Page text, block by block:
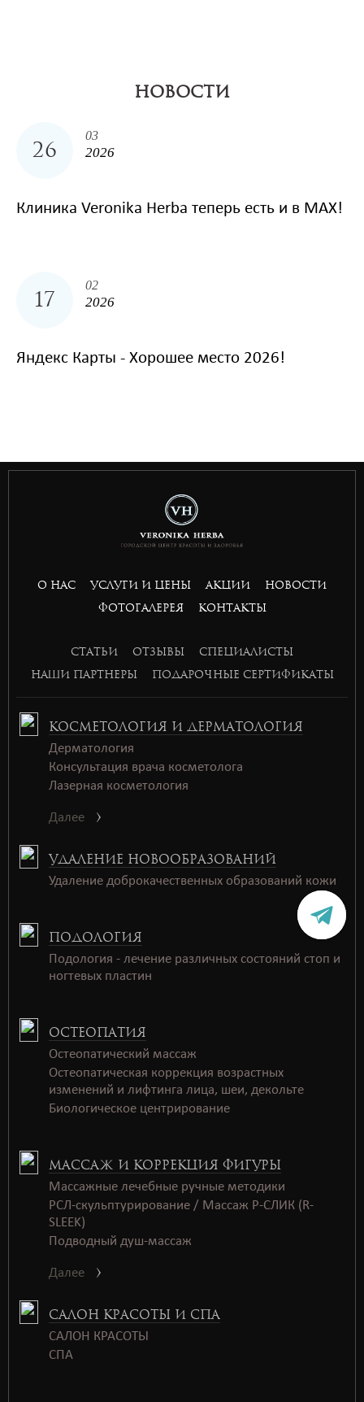
НОВОСТИ
26
03
2026
Клиника Veronika Herba теперь есть и в MAX!
17
02
2026
Яндекс Карты - Хорошее место 2026!
basket168
О НАС УСЛУГИ И ЦЕНЫ АКЦИИ
НОВОСТИ
ФОТОГАЛЕРЕЯ
КОНТАКТЫ
СТАТЬИ ОТЗЫВЫ
СПЕЦИАЛИСТЫ
НАШИ ПАРТНЕРЫ
ПОДАРОЧНЫЕ СЕРТИФИКАТЫ
КОСМЕТОЛОГИЯ И ДЕРМАТОЛОГИЯ
Дерматология
Консультация врача косметолога
Лазерная косметология
Далее
САЛОН КРАСОТЫ И СПА
САЛОН КРАСОТЫ
СПАㅤㅤ
УДАЛЕНИЕ НОВООБРАЗОВАНИЙ
Удаление доброкачественных образований кожи
ПОДОЛОГИЯ
Подология - лечение различных состояний стоп и
ногтевых пластин
ОСТЕОПАТИЯ
Остеопатический массаж
Остеопатическая коррекция возрастных
изменений и лифтинга лица, шеи, декольте
Биологическое центрирование
МАССАЖ И КОРРЕКЦИЯ ФИГУРЫ
Массажные лечебные ручные методики
РСЛ-скульптурирование / Массаж Р-СЛИК (R-
SLEEK)
Подводный душ-массаж
Далее